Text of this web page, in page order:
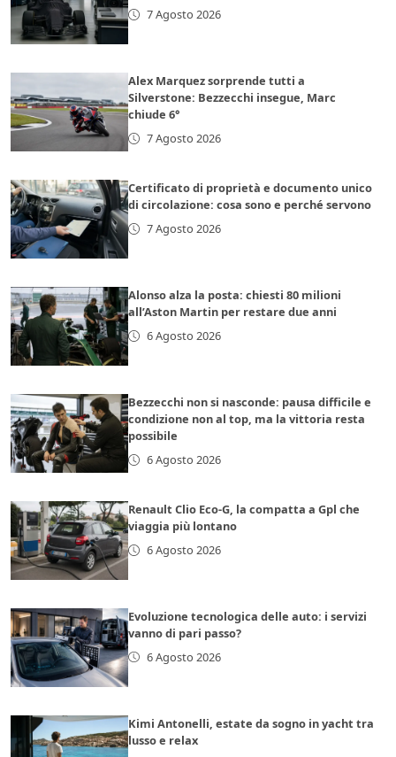
7 Agosto 2026
Alex Marquez sorprende tutti a
Silverstone: Bezzecchi insegue, Marc
chiude 6°
7 Agosto 2026
Certificato di proprietà e documento unico
di circolazione: cosa sono e perché servono
7 Agosto 2026
Alonso alza la posta: chiesti 80 milioni
all’Aston Martin per restare due anni
6 Agosto 2026
Bezzecchi non si nasconde: pausa difficile e
condizione non al top, ma la vittoria resta
possibile
6 Agosto 2026
Renault Clio Eco-G, la compatta a Gpl che
viaggia più lontano
6 Agosto 2026
Evoluzione tecnologica delle auto: i servizi
vanno di pari passo?
6 Agosto 2026
Kimi Antonelli, estate da sogno in yacht tra
lusso e relax